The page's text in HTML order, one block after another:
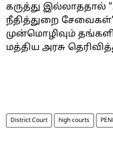
கருத்து இல்லாததால்
நீதித்துறை
முன்மொழிவும்
மத்திய அரசு
District Court high courts